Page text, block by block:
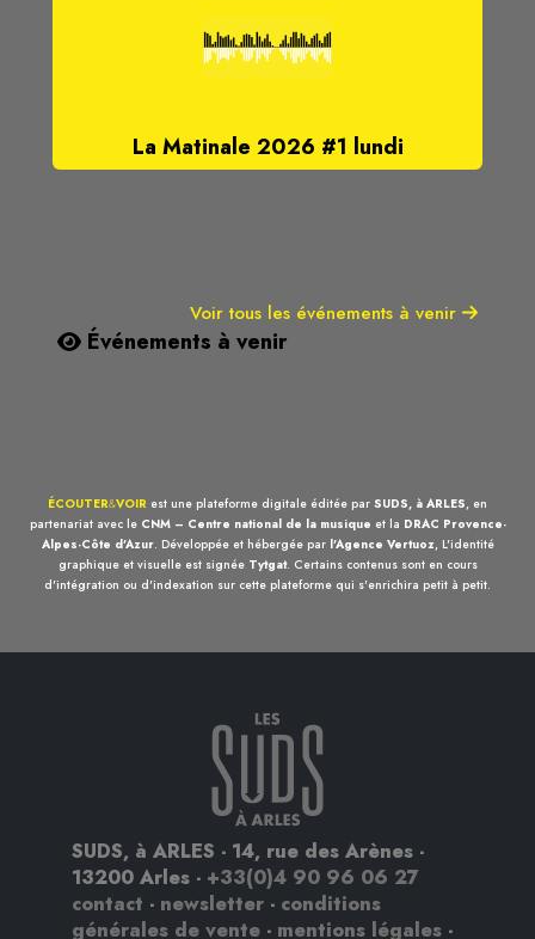
La Matinale 2026 #1 lundi
Voir tous les événements à venir
Événements à venir
ÉCOUTER&VOIR est une plateforme digitale éditée par SUDS, à ARLES, en
partenariat avec le CNM – Centre national de la musique et la DRAC Provence-
Alpes-Côte d'Azur. Développée et hébergée par l'Agence Vertuoz, L'identité
graphique et visuelle est signée Tytgat. Certains contenus sont en cours
d'intégration ou d'indexation sur cette plateforme qui s'enrichira petit à petit.
SUDS, à ARLES - 14, rue des Arènes -
13200 Arles - +33(0)4 90 96 06 27
contact - newsletter - conditions
générales de vente - mentions légales -